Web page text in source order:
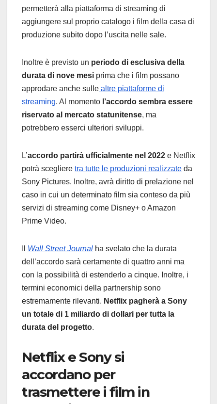
permetterà alla piattaforma di streaming di
aggiungere sul proprio catalogo i film della casa di
produzione subito dopo l’uscita nelle sale.
Inoltre è previsto un periodo di esclusiva della
durata di nove mesi prima che i film possano
approdare anche sulle altre piattaforme di
streaming. Al momento l’accordo sembra essere
riservato al mercato statunitense, ma
potrebbero esserci ulteriori sviluppi.
L’accordo partirà ufficialmente nel 2022 e Netflix
potrà scegliere tra tutte le produzioni realizzate da
Sony Pictures. Inoltre, avrà diritto di prelazione nel
caso in cui un determinato film sia conteso da più
servizi di streaming come Disney+ o Amazon
Prime Video.
Wall Street Journal ha svelato che la durata
dell’accordo sarà certamente di quattro anni ma
con la possibilità di estenderlo a cinque. Inoltre, i
termini economici della partnership sono
estremamente rilevanti. Netflix pagherà a Sony
un totale di 1 miliardo di dollari per tutta la
durata del progetto.
Netflix e Sony si
accordano per
trasmettere i film in